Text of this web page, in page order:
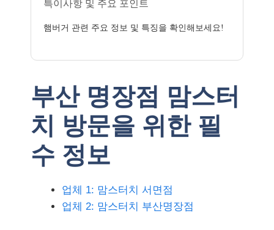
특이사항 및 주요 포인트
햄버거 관련 주요 정보 및 특징을 확인해보세요!
부산 명장점 맘스터
치 방문을 위한 필
수 정보
업체 1: 맘스터치 서면점
업체 2: 맘스터치 부산명장점